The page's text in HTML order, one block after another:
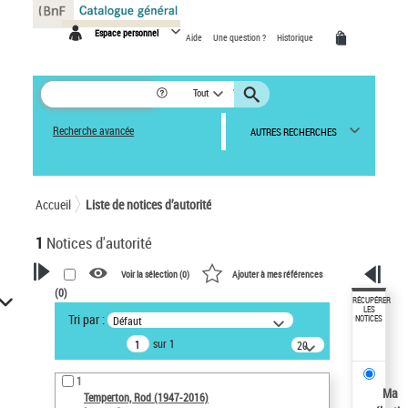
Espace personnel Aide Une question ? Historique
Tout
Recherche avancée AUTRES RECHERCHES
Accueil Liste de notices d’autorité
1 Notices d'autorité
VOTRE RECHERCHE
Recherche avancée dans les
notices d’autorité
Œuvres liées à l'auteur :
Temperton, Rod (1947-2016)
Voir la sélection (0) Ajouter à mes références
(0)
Tri par : Défaut
sur 1
20
résultats/page
1
Temperton, Rod (1947-2016)
RÉCUPÉRER
LES
NOTICES
Ma
Panneau de gestion des cookies